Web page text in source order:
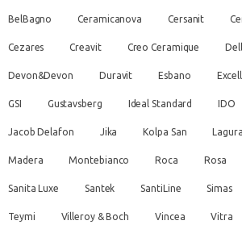
BelBagno Ceramicanova Cersanit
Cezares Creavit Creo Ceramique
Devon&Devon Duravit Esbano
GSI Gustavsberg Ideal Standard IDO
Jacob Delafon Jika Kolpa San
Madera Montebianco Roca Rosa
Sanita Luxe Santek SantiLine Simas
Teymi Villeroy & Boch Vincea Vitra